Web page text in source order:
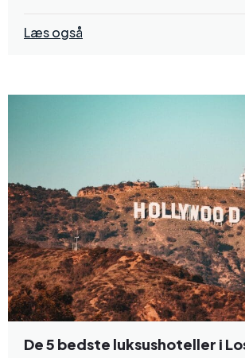
Læs også
De 5 bedste luksushoteller i